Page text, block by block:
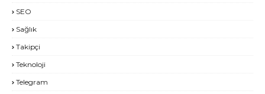
SEO
Sağlık
Takipçi
Teknoloji
Telegram